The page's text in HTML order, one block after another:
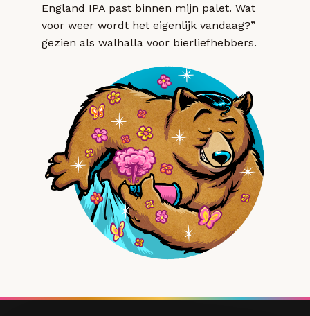
England IPA past binnen mijn palet. Wat
voor weer wordt het eigenlijk vandaag?”
gezien als walhalla voor bierliefhebbers.